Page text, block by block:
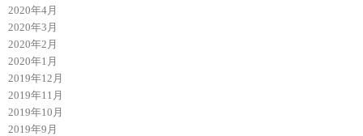
2020年4月
2020年3月
2020年2月
2020年1月
2019年12月
2019年11月
2019年10月
2019年9月